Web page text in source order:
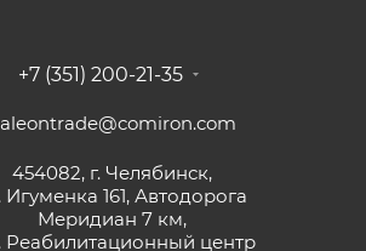
+7 (351) 200-21-35
454082, г. Челябинск,
Игуменка 161, Автодорога
Меридиан 7 км,
Реабилитационный центр